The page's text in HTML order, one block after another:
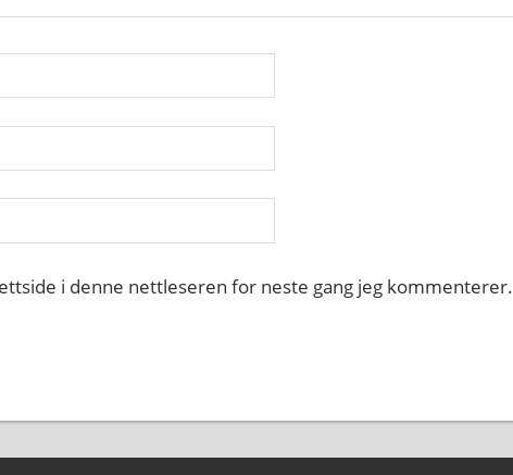
i denne nettleseren for neste gang jeg kommenterer.